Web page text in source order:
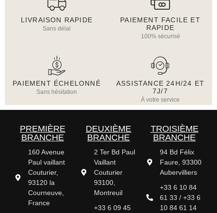
LIVRAISON RAPIDE
Sans délai
PAIEMENT FACILE ET
RAPIDE
100% sécurisé
PAIEMENT ÉCHELONNÉ
Sans hésitation
ASSISTANCE 24H/24 ET
7J/7
À votre service
PREMIÈRE
BRANCHE
160 Avenue
Paul vaillant
Couturier,
93120 la
Courneuve,
France
DEUXIÈME
BRANCHE
2 Ter Bd Paul
Vaillant
Couturier
93100,
Montreuil
+33 6 09 45
TROISIÈME
BRANCHE
94 Bd Félix
Faure, 93300
Aubervilliers
+33 6 10 84
61 33 / +33 6
10 84 61 14